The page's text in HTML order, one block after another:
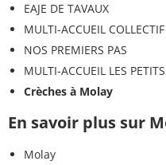
EAJE DE TAVAUX
MULTI-ACCUEIL
NOS PREMIERS PAS
MULTI-ACCUEIL LES
Crèches à Molay
En savoir plus sur
Molay